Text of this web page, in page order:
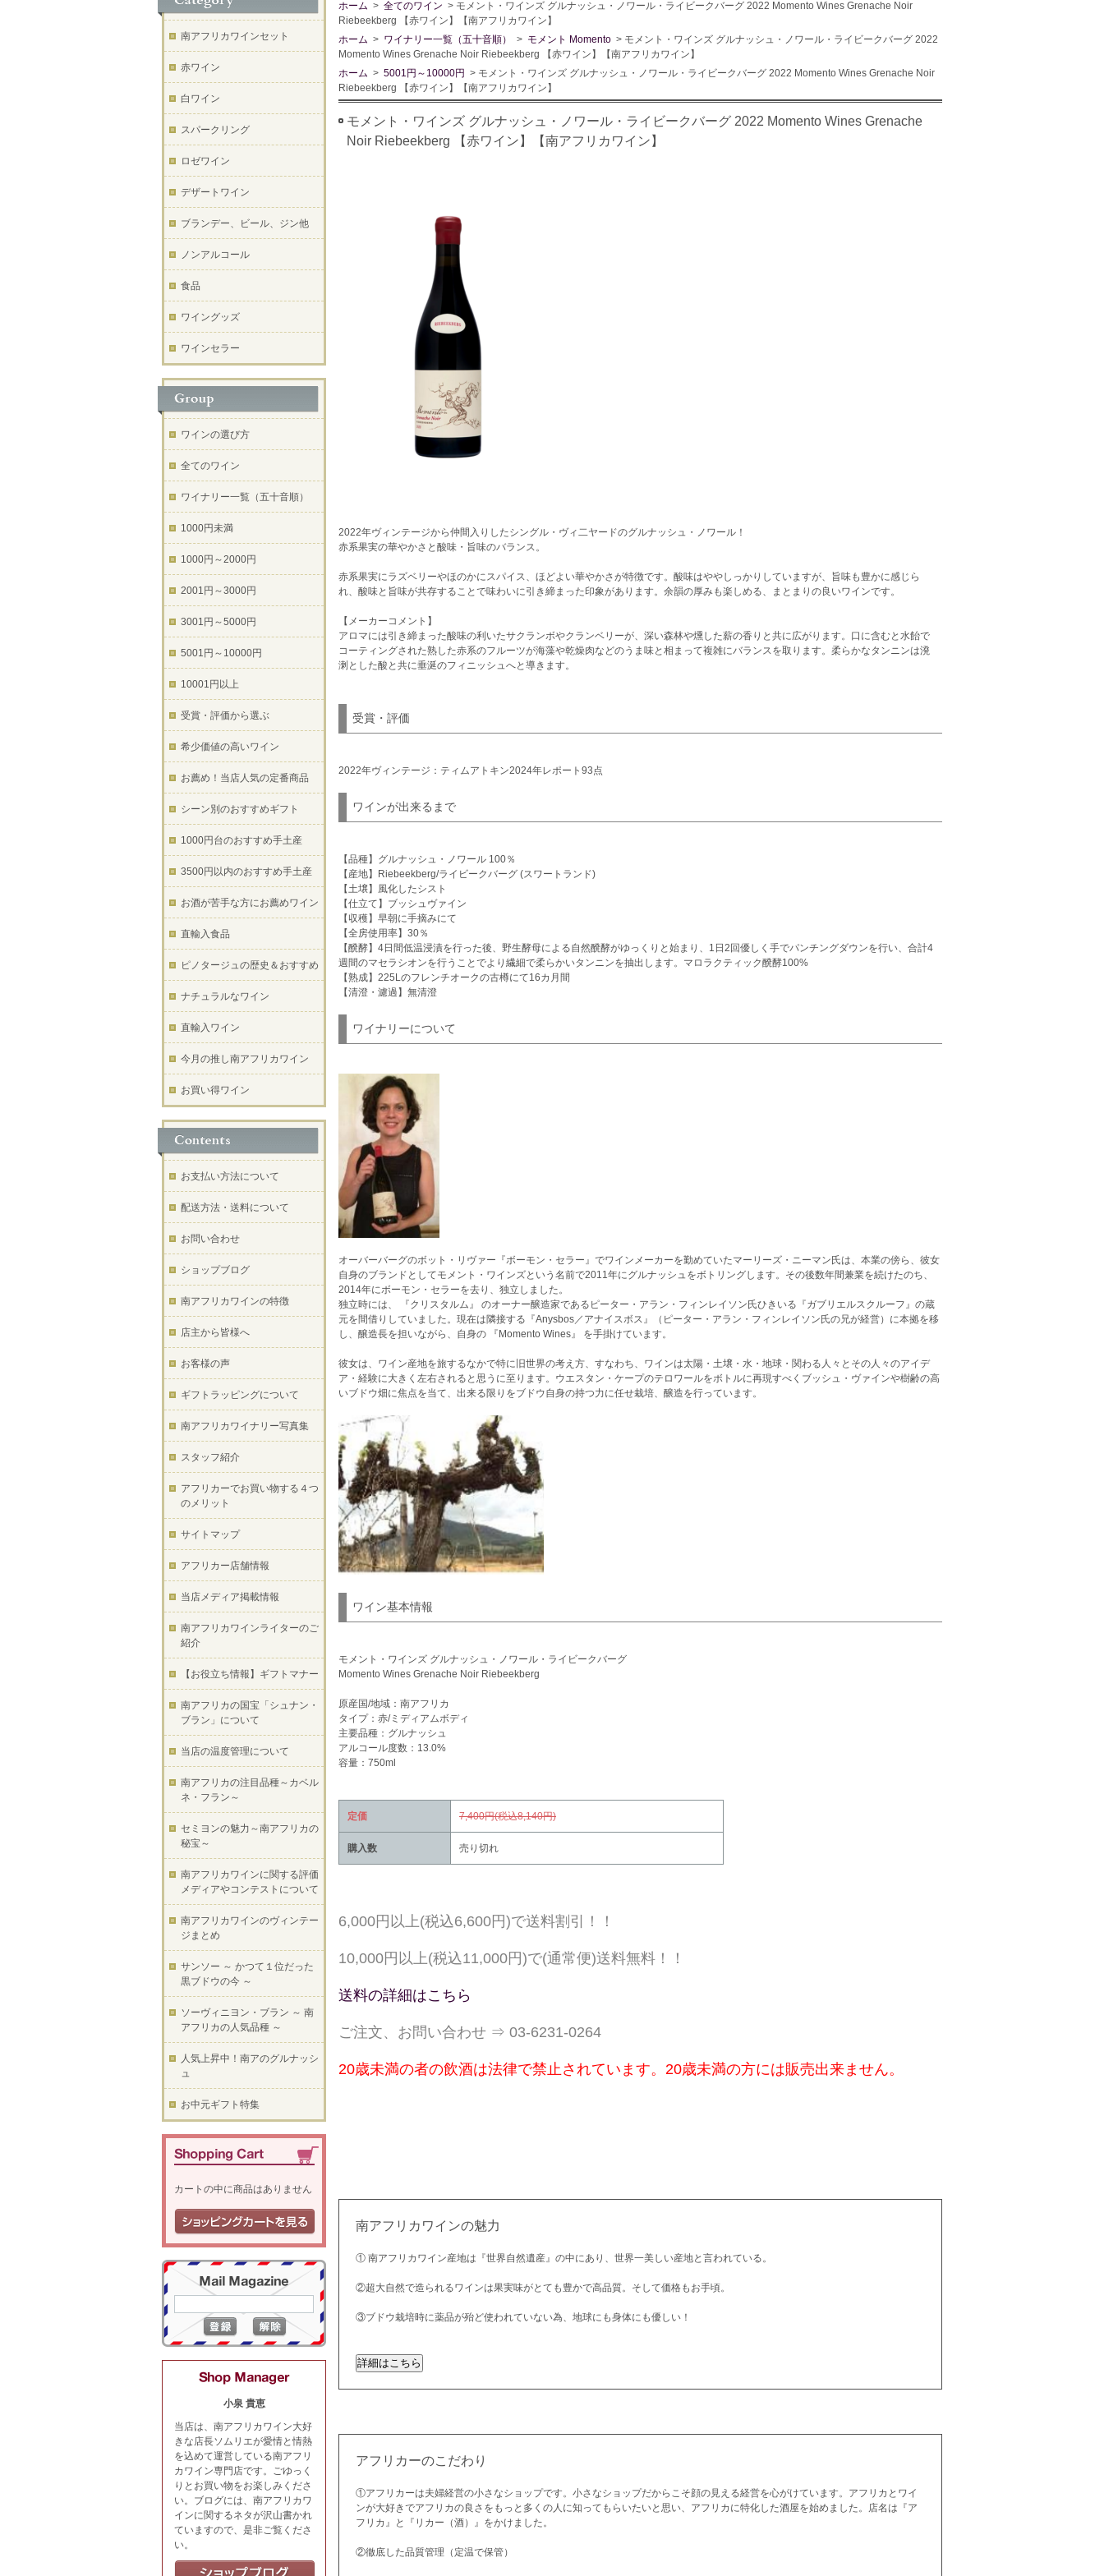
ホーム > 全てのワイン > モメント・ワインズ グルナッシュ・ノワール・ライビークバーグ 2022 Momento Wines Grenache Noir
Riebeekberg 【赤ワイン】【南アフリカワイン】
ホーム > ワイナリー一覧（五十音順） > モメント Momento > モメント・ワインズ グルナッシュ・ノワール・ライビークバーグ 2022
Momento Wines Grenache Noir Riebeekberg 【赤ワイン】【南アフリカワイン】
ホーム > 5001円～10000円 > モメント・ワインズ グルナッシュ・ノワール・ライビークバーグ 2022 Momento Wines Grenache Noir
Riebeekberg 【赤ワイン】【南アフリカワイン】
モメント・ワインズ グルナッシュ・ノワール・ライビークバーグ 2022 Momento Wines Grenache
Noir Riebeekberg 【赤ワイン】【南アフリカワイン】
2022年ヴィンテージから仲間入りしたシングル・ヴィ二ヤードのグルナッシュ・ノワール！
赤系果実の華やかさと酸味・旨味のバランス。
赤系果実にラズベリーやほのかにスパイス、ほどよい華やかさが特徴です。酸味はややしっかりしていますが、旨味も豊かに感じら
れ、酸味と旨味が共存することで味わいに引き締まった印象があります。余韻の厚みも楽しめる、まとまりの良いワインです。
【メーカーコメント】
アロマには引き締まった酸味の利いたサクランボやクランベリーが、深い森林や燻した薪の香りと共に広がります。口に含むと水飴で
コーティングされた熟した赤系のフルーツが海藻や乾燥肉などのうま味と相まって複雑にバランスを取ります。柔らかなタンニンは溌
溂とした酸と共に垂涎のフィニッシュへと導きます。
受賞・評価
2022年ヴィンテージ：ティムアトキン2024年レポート93点
ワインが出来るまで
【品種】グルナッシュ・ノワール 100％
【産地】Riebeekberg/ライビークバーグ (スワートランド)
【土壌】風化したシスト
【仕立て】ブッシュヴァイン
【収穫】早朝に手摘みにて
【全房使用率】30％
【醗酵】4日間低温浸漬を行った後、野生酵母による自然醗酵がゆっくりと始まり、1日2回優しく手でパンチングダウンを行い、合計4
週間のマセラシオンを行うことでより繊細で柔らかいタンニンを抽出します。マロラクティック醗酵100%
【熟成】225Lのフレンチオークの古樽にて16カ月間
【清澄・濾過】無清澄
ワイナリーについて
オーバーバーグのボット・リヴァー『ボーモン・セラー』でワインメーカーを勤めていたマーリーズ・ニーマン氏は、本業の傍ら、彼女
自身のブランドとしてモメント・ワインズという名前で2011年にグルナッシュをボトリングします。その後数年間兼業を続けたのち、
2014年にボーモン・セラーを去り、独立しました。
独立時には、 『クリスタルム』 のオーナー醸造家であるピーター・アラン・フィンレイソン氏ひきいる『ガブリエルスクルーフ』の蔵
元を間借りしていました。現在は隣接する『Anysbos／アナイスボス』（ピーター・アラン・フィンレイソン氏の兄が経営）に本拠を移
し、醸造長を担いながら、自身の 『Momento Wines』 を手掛けています。
彼女は、ワイン産地を旅するなかで特に旧世界の考え方、すなわち、ワインは太陽・土壌・水・地球・関わる人々とその人々のアイデ
ア・経験に大きく左右されると思うに至ります。ウエスタン・ケープのテロワールをボトルに再現すべくブッシュ・ヴァインや樹齢の高
いブドウ畑に焦点を当て、出来る限りをブドウ自身の持つ力に任せ栽培、醸造を行っています。
ワイン基本情報
モメント・ワインズ グルナッシュ・ノワール・ライビークバーグ
Momento Wines Grenache Noir Riebeekberg
原産国/地域：南アフリカ
タイプ：赤/ミディアムボディ
主要品種：グルナッシュ
アルコール度数：13.0%
容量：750ml
定価 7,400円(税込8,140円)
購入数 売り切れ
6,000円以上(税込6,600円)で送料割引！！
10,000円以上(税込11,000円)で(通常便)送料無料！！
送料の詳細はこちら
ご注文、お問い合わせ ⇒ 03-6231-0264
20歳未満の者の飲酒は法律で禁止されています。20歳未満の方には販売出来ません。
南アフリカワインの魅力
① 南アフリカワイン産地は『世界自然遺産』の中にあり、世界一美しい産地と言われている。
②超大自然で造られるワインは果実味がとても豊かで高品質。そして価格もお手頃。
③ブドウ栽培時に薬品が殆ど使われていない為、地球にも身体にも優しい！
アフリカーのこだわり
①アフリカーは夫婦経営の小さなショップです。小さなショップだからこそ顔の見える経営を心がけています。アフリカとワイ
ンが大好きでアフリカの良さをもっと多くの人に知ってもらいたいと思い、アフリカに特化した酒屋を始めました。店名は『ア
フリカ』と『リカー（酒）』をかけました。
②徹底した品質管理（定温で保管）
南アフリカワインセット
赤ワイン
白ワイン
スパークリング
ロゼワイン
デザートワイン
ブランデー、ビール、ジン他
ノンアルコール
食品
ワイングッズ
ワインセラー
ワインの選び方
全てのワイン
ワイナリー一覧（五十音順）
1000円未満
1000円～2000円
2001円～3000円
3001円～5000円
5001円～10000円
10001円以上
受賞・評価から選ぶ
希少価値の高いワイン
お薦め！当店人気の定番商品
シーン別のおすすめギフト
1000円台のおすすめ手土産
3500円以内のおすすめ手土産
お酒が苦手な方にお薦めワイン
直輸入食品
ピノタージュの歴史＆おすすめ
ナチュラルなワイン
直輸入ワイン
今月の推し南アフリカワイン
お買い得ワイン
お支払い方法について
配送方法・送料について
お問い合わせ
ショップブログ
南アフリカワインの特徴
店主から皆様へ
お客様の声
ギフトラッピングについて
南アフリカワイナリー写真集
スタッフ紹介
アフリカーでお買い物する４つ
のメリット
サイトマップ
アフリカー店舗情報
当店メディア掲載情報
南アフリカワインライターのご
紹介
【お役立ち情報】ギフトマナー
南アフリカの国宝「シュナン・
ブラン」について
当店の温度管理について
南アフリカの注目品種～カベル
ネ・フラン～
セミヨンの魅力～南アフリカの
秘宝～
南アフリカワインに関する評価
メディアやコンテストについて
南アフリカワインのヴィンテー
ジまとめ
サンソー ～ かつて１位だった
黒ブドウの今 ～
ソーヴィニヨン・ブラン ～ 南
アフリカの人気品種 ～
人気上昇中！南アのグルナッシ
ュ
お中元ギフト特集
カートの中に商品はありません
小泉 貴恵
当店は、南アフリカワイン大好
きな店長ソムリエが愛情と情熱
を込めて運営している南アフリ
カワイン専門店です。ごゆっく
りとお買い物をお楽しみくださ
い。ブログには、南アフリカワ
インに関するネタが沢山書かれ
ていますので、是非ご覧くださ
い。